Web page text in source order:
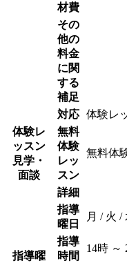
材費
その
他の
料金
に関
する
補足
体験レ
ッスン
見学・
面談
対応 体験レ
無料
体験
レッ
スン
無料体
詳細
指導曜
指導
曜日
月 / 火 /
指導
時間
14時 ～